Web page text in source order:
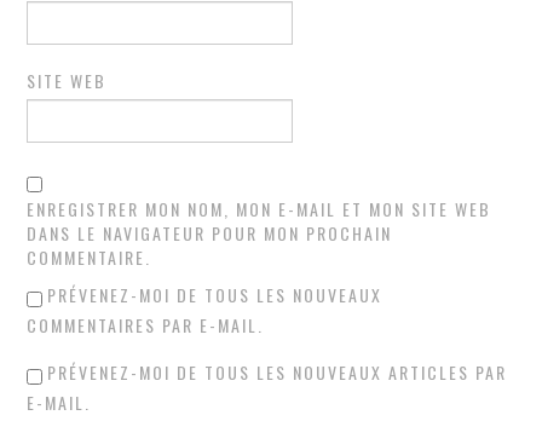
SITE WEB
ENREGISTRER MON NOM, MON E-MAIL ET MON SITE WEB
DANS LE NAVIGATEUR POUR MON PROCHAIN
COMMENTAIRE.
PRÉVENEZ-MOI DE TOUS LES NOUVEAUX
COMMENTAIRES PAR E-MAIL.
PRÉVENEZ-MOI DE TOUS LES NOUVEAUX ARTICLES PAR
E-MAIL.